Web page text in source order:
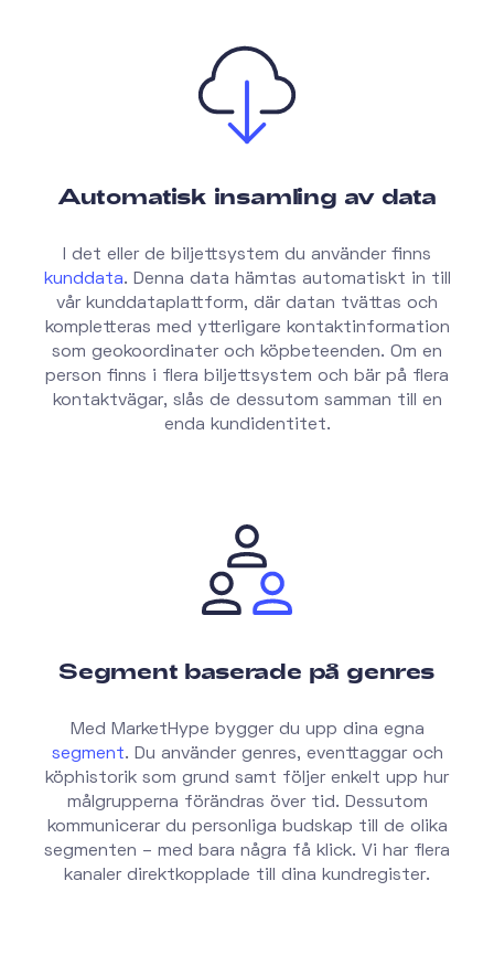
Automatisk insamling av data
I det eller de biljettsystem du använder finns
kunddata. Denna data hämtas automatiskt in till
vår kunddataplattform, där datan tvättas och
kompletteras med ytterligare kontaktinformation
som geokoordinater och köpbeteenden. Om en
person finns i flera biljettsystem och bär på flera
kontaktvägar, slås de dessutom samman till en
enda kundidentitet.
Segment baserade på genres
Med MarketHype bygger du upp dina egna
segment. Du använder genres, eventtaggar och
köphistorik som grund samt följer enkelt upp hur
målgrupperna förändras över tid. Dessutom
kommunicerar du personliga budskap till de olika
segmenten – med bara några få klick. Vi har flera
kanaler direktkopplade till dina kundregister.